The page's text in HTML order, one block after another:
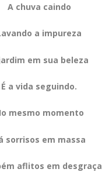
A chuva caindo
a impureza
em sua beleza
É a vida seguindo.
mesmo momento
sorrisos em massa
aflitos em desgraça